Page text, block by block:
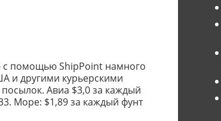
с помощью ShipPoint намного
и другими курьерскими
Авиа $3,0 за каждый
Море: $1,89 за каждый фунт